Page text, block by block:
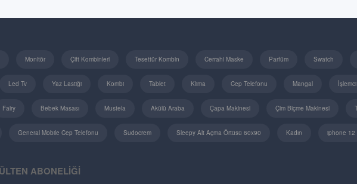
Monitör Çift Kombinleri Tesettür Kombin Cerrahi Maske Parfüm Swatch
Led Tv Yaz Lastiği Kombi Tablet Klima Cep Telefonu Mangal İşlemci
Fairy Bebek Masası Mustela Akülü Araba Çapa Makinesi Çim Biçme Makinesi
General Mobile Cep Telefonu Sudocrem Sleepy Alt Açma Örtüsü 60x90 Kadın iphone 12
ABONELİĞİ